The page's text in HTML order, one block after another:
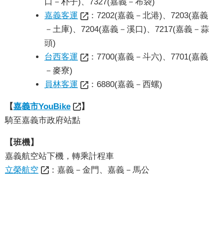
策
資
料
開
放
宣
嘉義客運
：7202(嘉義－北港)、7203(嘉義
－土庫)、7204(嘉義－溪口)、7217(嘉義－蒜
頭)
台西客運
：7700(嘉義－斗六)、7701(嘉義
－麥寮)
員林客運
：6880(嘉義－西螺)
【嘉義市YouBike
】
騎至嘉義市政府站點
【班機】
嘉義航空站下機，轉乘計程車
立榮航空
：嘉義－金門、嘉義－馬公